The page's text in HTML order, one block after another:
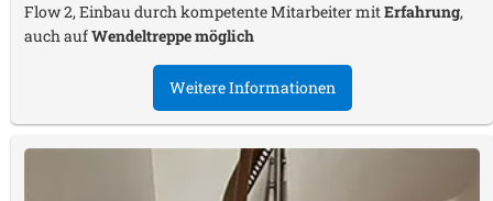
Flow 2, Einbau durch kompetente Mitarbeiter mitErfahrung,
auch aufWendeltreppe möglich
Weitere Informationen